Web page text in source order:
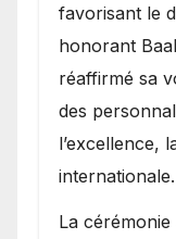
favorisant le
honorant
réaffirmé sa
des
l’excellence,
internationale.
​La cérémonie